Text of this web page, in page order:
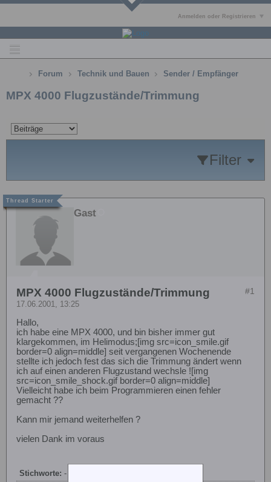
Anmelden oder Registrieren
Forum Technik und Bauen Sender / Empfänger
MPX 4000 Flugzustände/Trimmung
Filter
Gast
#1
MPX 4000 Flugzustände/Trimmung
17.06.2001, 13:25
Hallo,
ich habe eine MPX 4000, und bin bisher immer gut
klargekommen, im Helimodus;[img src=icon_smile.gif
border=0 align=middle] seit vergangenen Wochenende
stellte ich jedoch fest das sich die Trimmung ändert wenn
ich auf einen anderen Flugzustand wechsle ![img
src=icon_smile_shock.gif border=0 align=middle]
Vielleicht habe ich beim Programmieren einen fehler
gemacht ??
Kann mir jemand weiterhelfen ?
vielen Dank im voraus
Stichworte: -